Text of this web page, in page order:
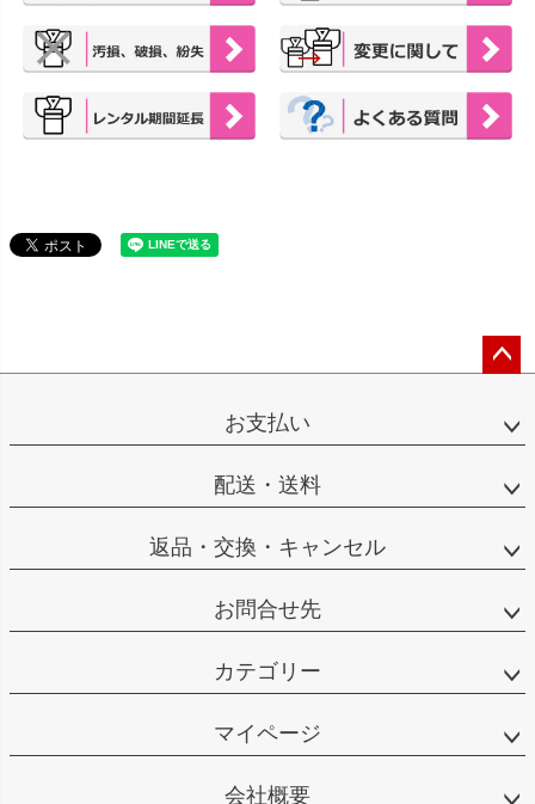
ップ
お支払い
配送・送料
返品・交換・キャンセル
お問合せ先
カテゴリー
マイページ
会社概要